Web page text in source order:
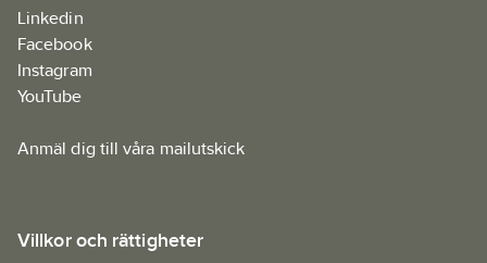
Linkedin
Facebook
Instagram
YouTube
Anmäl dig till våra mailutskick
Villkor och rättigheter